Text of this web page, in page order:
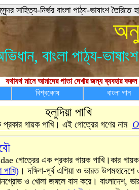
সাহিত্য-নির্ভর বাংলা পাঠ্য-ভাষাংশ
বাংলা পাঠ্য-
যথাযথ মানে আমাদের পাতা দেখার জন্য ব্যবহার করুন
বিশ্বকোষ বাংলা গান